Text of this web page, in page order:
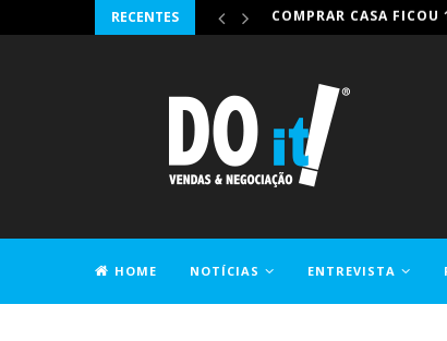
RECENTES IRONHACK JUNTA-SE
HOME NOTÍCIAS ENTREVISTA